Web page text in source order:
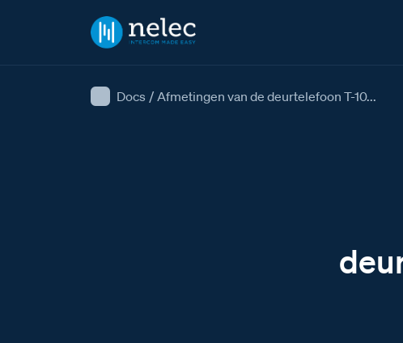
Docs / Afmetingen van de deurtelefoon T-10...